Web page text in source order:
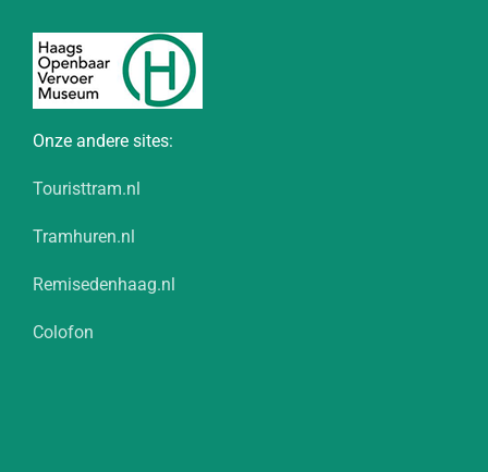
Onze andere sites:
Touristtram.nl
Tramhuren.nl
Remisedenhaag.nl
Colofon